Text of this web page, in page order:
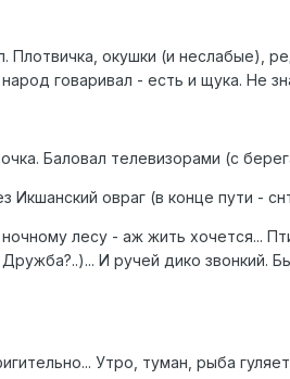
окушки (и неслабые),
говаривал - есть и щука. Не
Баловал телевизорами (с
овраг (в конце пути -
лесу - аж жить хочется...
И ручей дико звонкий.
Утро, туман, рыба